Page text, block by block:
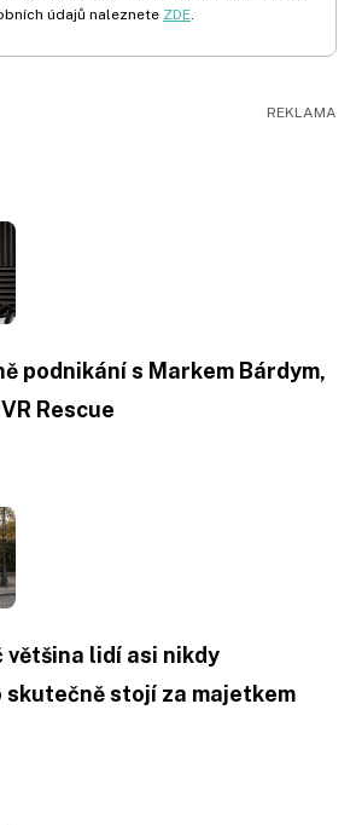
údajů naleznete ZDE.
podnikání s Markem Bárdym,
Rescue
většina lidí asi nikdy
skutečně stojí za majetkem